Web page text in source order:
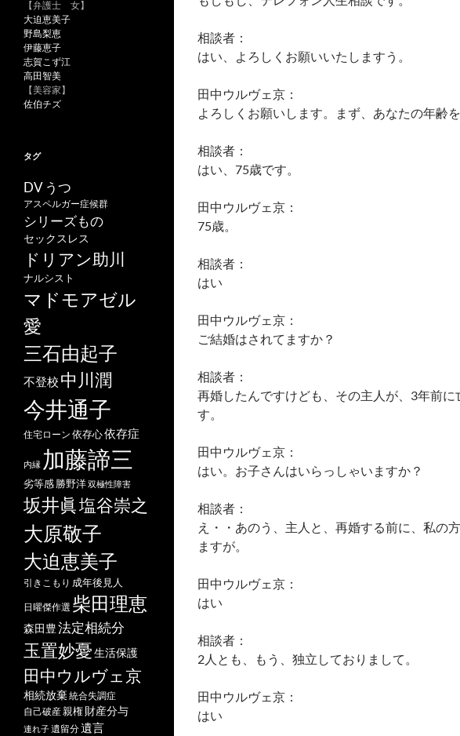
相談者：
はい、よろしくお願いいたしますう。
田中ウルヴェ京：
よろしくお願いします。まず、あなたの年齢
相談者：
はい、75歳です。
田中ウルヴェ京：
75歳。
相談者：
はい
田中ウルヴェ京：
ご結婚はされてますか？
相談者：
再婚したんですけども、その主人が、3年前
す。
田中ウルヴェ京：
はい。お子さんはいらっしゃいますか？
相談者：
え・・あのう、主人と、再婚する前に、私の
ますが。
田中ウルヴェ京：
はい
相談者：
2人とも、もう、独立しておりまして。
田中ウルヴェ京：
はい
【弁護士 女】
大迫恵美子
野島梨恵
伊藤恵子
志賀こず江
高田智美
【美容家】
佐伯チズ
タグ
DV うつ
アスペルガー症候群
シリーズもの
セックスレス
ドリアン助川
ナルシスト
マドモアゼル
愛
三石由起子
不登校 中川潤
今井通子
住宅ローン 依存心依存症
内縁 加藤諦三
劣等感勝野洋双極性障害
坂井眞塩谷崇之
大原敬子
大迫恵美子
引きこもり 成年後見人
日曜傑作選 柴田理恵
森田豊法定相続分
玉置妙憂生活保護
田中ウルヴェ京
相続放棄統合失調症
自己破産親権 財産分与
連れ子遺留分遺言